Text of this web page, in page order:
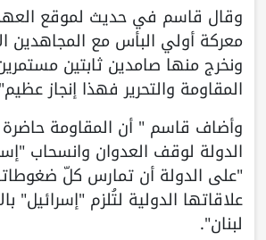
وقال قاسم في حديث لموقع
معركة أولي البأس مع المجاهدين
ونخرج منها صامدين ثابتين
المقاومة والتحرير فهذا إنجاز
وأضاف قاسم " أن المقاومة حاضرة
الدولة لوقف العدوان وانسحاب
"على الدولة أن تمارس كلّ
علاقاتها الدولية لتُلزم "إسرائيل"
لبنان".